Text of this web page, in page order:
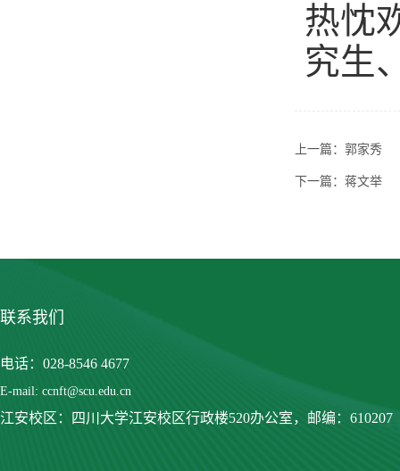
热忱
究生
上一篇： 郭家秀
下一篇： 蒋文举
联系我们
电话：028-8546 4677
E-mail: ccnft@scu.edu.cn
江安校区：四川大学江安校区行政楼520办公室， 邮编：610207